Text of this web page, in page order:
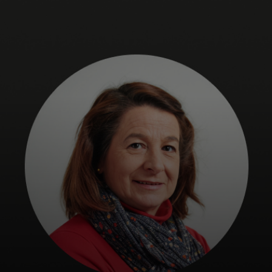
Voor bedrijven
Voor de wereld
Voor innovators
Nieuws en trends